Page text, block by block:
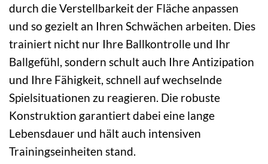
durch die Verstellbarkeit der Fläche anpassen
und so gezielt an Ihren Schwächen arbeiten. Dies
trainiert nicht nur Ihre Ballkontrolle und Ihr
Ballgefühl, sondern schult auch Ihre Antizipation
und Ihre Fähigkeit, schnell auf wechselnde
Spielsituationen zu reagieren. Die robuste
Konstruktion garantiert dabei eine lange
Lebensdauer und hält auch intensiven
Trainingseinheiten stand.